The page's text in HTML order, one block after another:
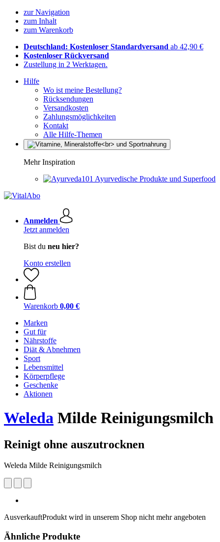
zur Navigation
zum Inhalt
zum Warenkorb
Deutschland: Kostenloser Standardversand ab 42,90 €
Kostenloser Rückversand
Zustellung in 2 Werktagen.
Hilfe
Wo ist meine Bestellung?
Rücksendungen
Versandkosten
Zahlungsmöglichkeiten
Kontakt
Alle Hilfe-Themen
Mehr Inspiration
Ayurvedische Produkte und Superfood
Anmelden
Jetzt anmelden
Bist du neu hier?
Konto erstellen
Warenkorb 0,00 €
Marken
Gut für
Nährstoffe
Diät & Abnehmen
Sport
Lebensmittel
Körperpflege
Geschenke
Aktionen
Weleda Milde Reinigungsmilch
Reinigt ohne auszutrocknen
Weleda Milde Reinigungsmilch
AusverkauftProdukt wird in unserem Shop nicht mehr angeboten
Ähnliche Produkte